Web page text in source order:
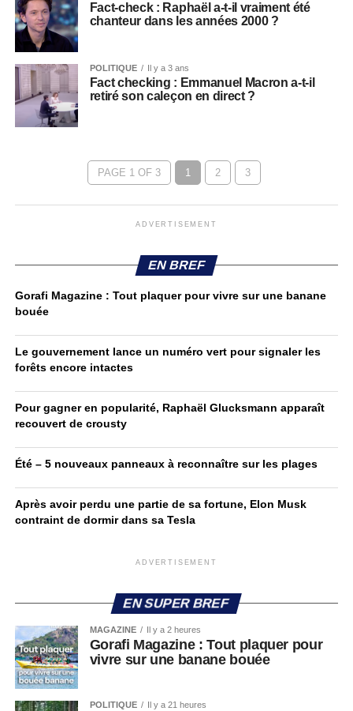
Fact-check : Raphaël a-t-il vraiment été
chanteur dans les années 2000 ?
POLITIQUE Il y a 3 ans
Fact checking : Emmanuel Macron a-t-il
retiré son caleçon en direct ?
PAGE 1 OF 3 1 2 3
ADVERTISEMENT
EN BREF
Gorafi Magazine : Tout plaquer pour vivre sur une banane
bouée
Le gouvernement lance un numéro vert pour signaler les
forêts encore intactes
Pour gagner en popularité, Raphaël Glucksmann apparaît
recouvert de crousty
Été – 5 nouveaux panneaux à reconnaître sur les plages
Après avoir perdu une partie de sa fortune, Elon Musk
contraint de dormir dans sa Tesla
ADVERTISEMENT
EN SUPER BREF
MAGAZINE Il y a 2 heures
Gorafi Magazine : Tout plaquer pour
vivre sur une banane bouée
POLITIQUE Il y a 21 heures